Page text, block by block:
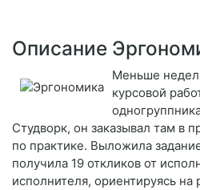
Описание
Меньше
курсовой
Студворк, он заказывал там в
по практике. Выложила
получила 19 откликов от
исполнителя, ориентируясь на